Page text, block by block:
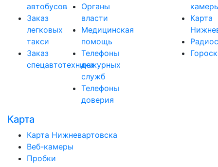
автобусов
Заказ
легковых
такси
Заказ
спецавтотехники
Органы
власти
Медицинская
помощь
Телефоны
дежурных
служб
Телефоны
доверия
Карта
Карта
Карта Нижневартовска
Веб-камеры
Пробки